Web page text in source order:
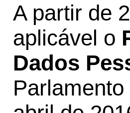
A partir de
aplicável o
Dados